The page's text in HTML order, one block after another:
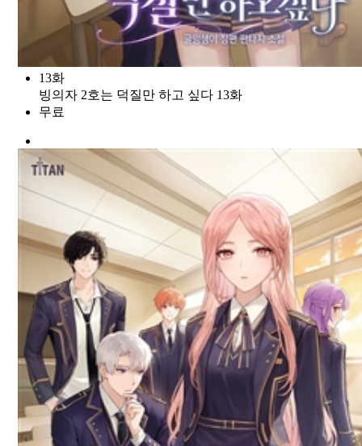
13화
빙의자 2호는 덕질만 하고 싶다 13화
무료